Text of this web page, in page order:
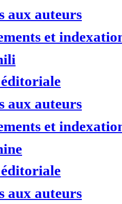
aux auteurs
et
aux auteurs
et
aux auteurs